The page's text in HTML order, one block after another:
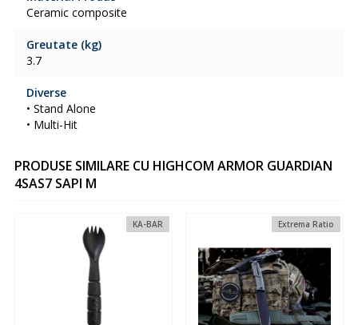
Ceramic composite
Greutate (kg)
3.7
Diverse
• Stand Alone
• Multi-Hit
PRODUSE SIMILARE CU HIGHCOM ARMOR GUARDIAN
4SAS7 SAPI M
KA-BAR Extrema Ratio